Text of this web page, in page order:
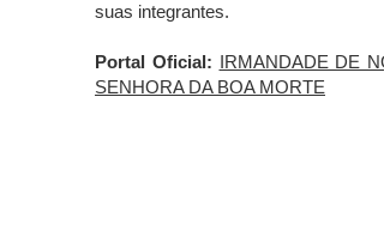
suas integrantes.
Portal Oficial: IRMANDADE DE
SENHORA DA BOA MORTE